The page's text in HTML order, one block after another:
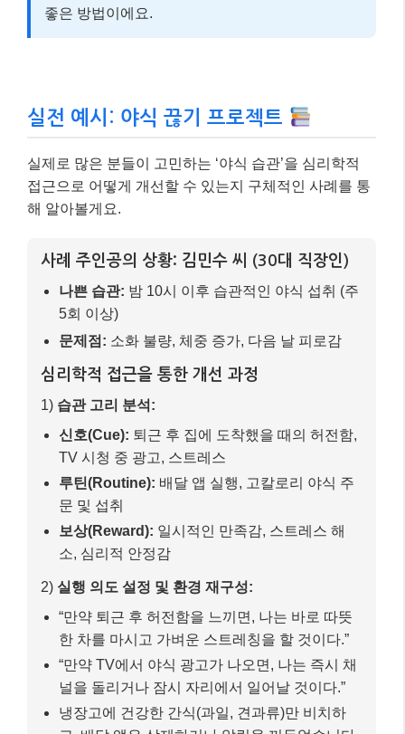
좋은 방법이에요.
실전 예시: 야식 끊기 프로젝트
실제로 많은 분들이 고민하는 ‘야식 습관’을 심리학적
접근으로 어떻게 개선할 수 있는지 구체적인 사례를 통
해 알아볼게요.
사례 주인공의 상황: 김민수 씨 (30대 직장인)
나쁜 습관: 밤 10시 이후 습관적인 야식 섭취 (주
5회 이상)
문제점: 소화 불량, 체중 증가, 다음 날 피로감
심리학적 접근을 통한 개선 과정
1) 습관 고리 분석:
신호(Cue): 퇴근 후 집에 도착했을 때의 허전함,
TV 시청 중 광고, 스트레스
루틴(Routine): 배달 앱 실행, 고칼로리 야식 주
문 및 섭취
보상(Reward): 일시적인 만족감, 스트레스 해
소, 심리적 안정감